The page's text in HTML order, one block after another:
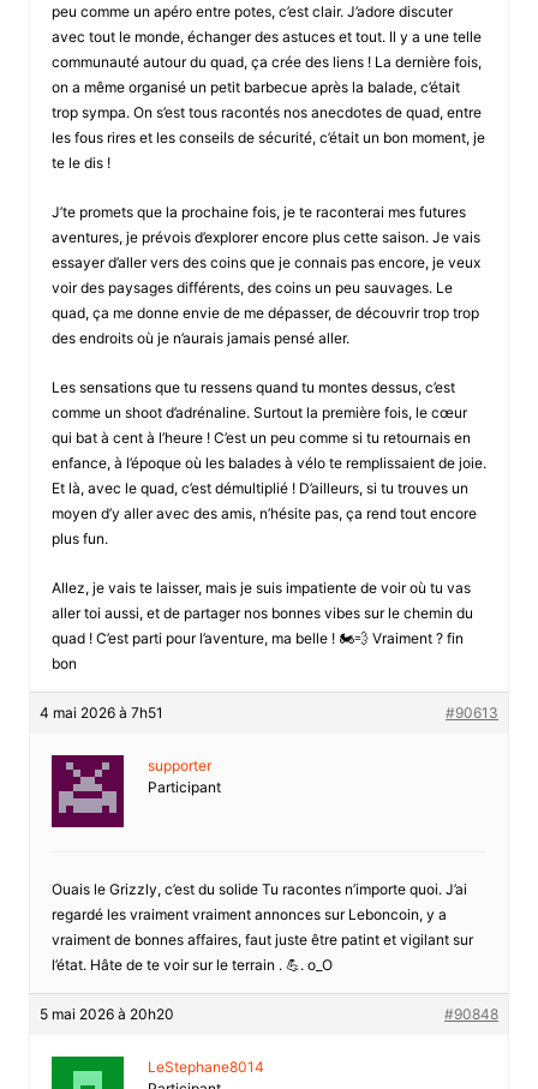
peu comme un apéro entre potes, c’est clair. J’adore discuter
avec tout le monde, échanger des astuces et tout. Il y a une telle
communauté autour du quad, ça crée des liens ! La dernière fois,
on a même organisé un petit barbecue après la balade, c’était
trop sympa. On s’est tous racontés nos anecdotes de quad, entre
les fous rires et les conseils de sécurité, c’était un bon moment, je
te le dis !
J’te promets que la prochaine fois, je te raconterai mes futures
aventures, je prévois d’explorer encore plus cette saison. Je vais
essayer d’aller vers des coins que je connais pas encore, je veux
voir des paysages différents, des coins un peu sauvages. Le
quad, ça me donne envie de me dépasser, de découvrir trop trop
des endroits où je n’aurais jamais pensé aller.
Les sensations que tu ressens quand tu montes dessus, c’est
comme un shoot d’adrénaline. Surtout la première fois, le cœur
qui bat à cent à l’heure ! C’est un peu comme si tu retournais en
enfance, à l’époque où les balades à vélo te remplissaient de joie.
Et là, avec le quad, c’est démultiplié ! D’ailleurs, si tu trouves un
moyen d’y aller avec des amis, n’hésite pas, ça rend tout encore
plus fun.
Allez, je vais te laisser, mais je suis impatiente de voir où tu vas
aller toi aussi, et de partager nos bonnes vibes sur le chemin du
quad ! C’est parti pour l’aventure, ma belle ! 🏍️💨 Vraiment ? fin
bon
4 mai 2026 à 7h51 #90613
supporter
Participant
Ouais le Grizzly, c’est du solide Tu racontes n’importe quoi. J’ai
regardé les vraiment vraiment annonces sur Leboncoin, y a
vraiment de bonnes affaires, faut juste être patint et vigilant sur
l’état. Hâte de te voir sur le terrain . 💪. o_O
5 mai 2026 à 20h20 #90848
LeStephane8014